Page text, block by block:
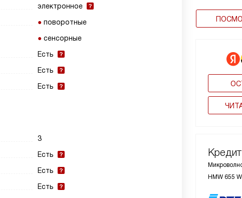
HMW 655 W
электронное
поворотные
сенсорные
Есть
Есть
Есть
3
Есть
Есть
Есть